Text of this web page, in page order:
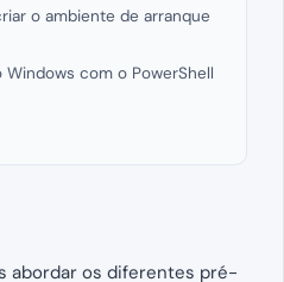
o ambiente de arranque
Windows com o PowerShell
abordar os diferentes pré-